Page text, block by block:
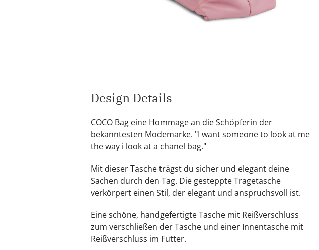
Design Details
COCO Bag eine Hommage an die Schöpferin der
bekanntesten Modemarke. "I want someone to look at me
the way i look at a chanel bag."
Mit dieser Tasche trägst du sicher und elegant deine
Sachen durch den Tag. Die gesteppte Tragetasche
verkörpert einen Stil, der elegant und anspruchsvoll ist.
Eine schöne, handgefertigte Tasche mit Reißverschluss
zum verschließen der Tasche und einer Innentasche mit
Reißverschluss im Futter.